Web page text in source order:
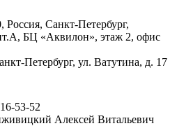
Россия, Санкт-Петербург,
БЦ «Аквилон», этаж 2, офис
Петербург, ул. Ватутина, д. 17
53-52
Алексей Витальевич